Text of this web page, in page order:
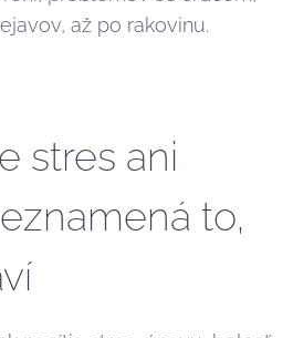
až po rakovinu.
stres ani
to,